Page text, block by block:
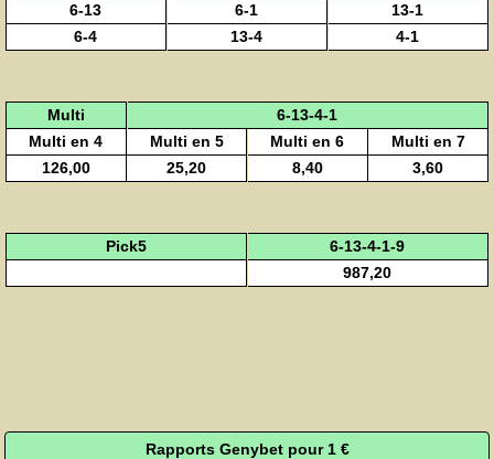
6-13
6-1
13-1
6-4
13-4 4-1
Multi
6-13-4-1
Multi en 4
Multi en 5 Multi en 6
Multi en 7
126,00
25,20 8,40 3,60
Pick5
6-13-4-1-9
987,20
Rapports Genybet pour 1 €